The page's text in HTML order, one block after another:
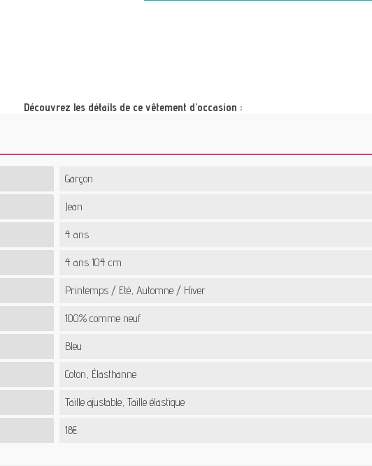
Découvrez les détails de ce vêtement d’occasion :
Garçon
Jean
4 ans
4 ans 104 cm
Printemps / Eté, Automne / Hiver
100% comme neuf
Bleu
Coton, Élasthanne
Taille ajustable, Taille élastique
18€